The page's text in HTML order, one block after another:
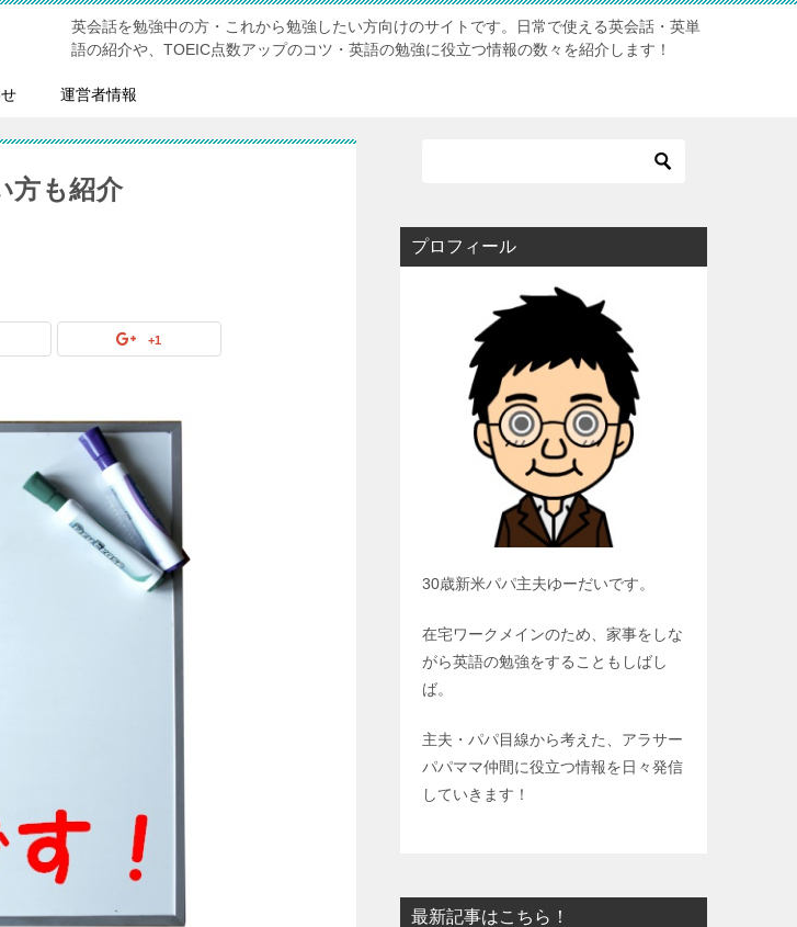
英会話を勉強中の方・これから勉強したい方向けのサイトです。日常で使える英会話・英単
語の紹介や、TOEIC点数アップのコツ・英語の勉強に役立つ情報の数々を紹介します！
運営者情報
方も紹介
+1
プロフィール
30歳新米パパ主夫ゆーだいです。
在宅ワークメインのため、家事をしな
がら英語の勉強をすることもしばし
ば。
主夫・パパ目線から考えた、アラサー
パパママ仲間に役立つ情報を日々発信
していきます！
最新記事はこちら！